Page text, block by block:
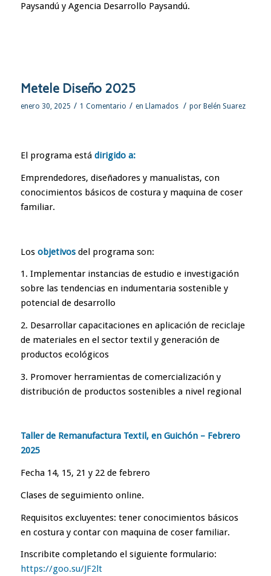
Paysandú y Agencia Desarrollo Paysandú.
Metele Diseño 2025
enero 30, 2025 / 1 Comentario / en Llamados / por Belén Suarez
El programa está dirigido a:
Emprendedores, diseñadores y manualistas, con
conocimientos básicos de costura y maquina de coser
familiar.
Los objetivosdel programa son:
1. Implementar instancias de estudio e investigación
sobre las tendencias en indumentaria sostenible y
potencial de desarrollo
2. Desarrollar capacitaciones en aplicación de reciclaje
de materiales en el sector textil y generación de
productos ecológicos
3. Promover herramientas de comercialización y
distribución de productos sostenibles a nivel regional
Taller de Remanufactura Textil, en Guichón – Febrero
2025
Fecha 14, 15, 21 y 22 de febrero
Clases de seguimiento online.
Requisitos excluyentes: tener conocimientos básicos
en costura y contar con maquina de coser familiar.
Inscribite completando el siguiente formulario:
https://goo.su/JF2lt